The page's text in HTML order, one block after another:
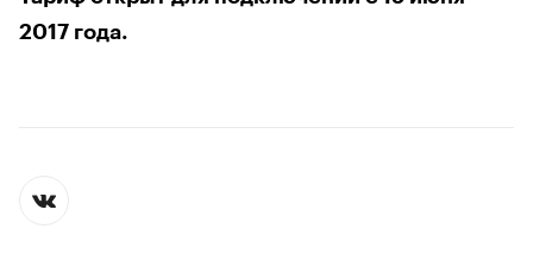
2017 года.